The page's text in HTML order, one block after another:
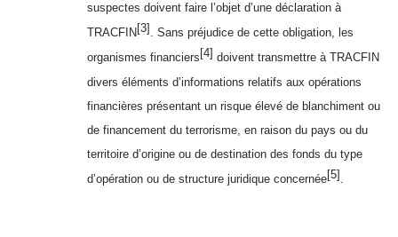
suspectes doivent faire l’objet d’une déclaration à
TRACFIN [3] . Sans préjudice de cette obligation, les
organismes financiers [4] doivent transmettre à TRACFIN
divers éléments d’informations relatifs aux opérations
financières présentant un risque élevé de blanchiment ou
de financement du terrorisme, en raison du pays ou du
territoire d’origine ou de destination des fonds du type
d’opération ou de structure juridique concernée[5] .